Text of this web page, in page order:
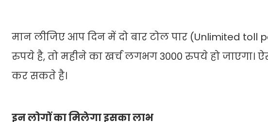
मान लीजिए आप दिन में दो बार टोल पार (Unlimited
रुपये है, तो महीने का खर्च लगभग 3000 रुपये हो
कर सकते है।
इन लोगों का मिलेगा इसका लाभ